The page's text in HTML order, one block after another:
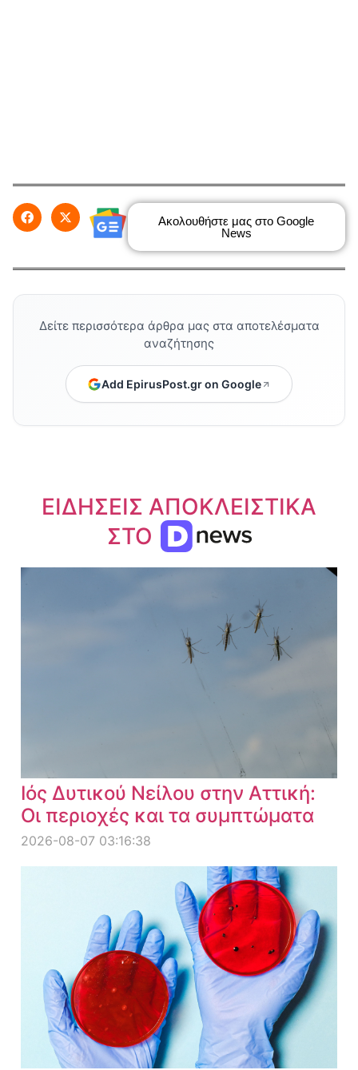
Ακολουθήστε μας στο Google
News
Δείτε περισσότερα άρθρα μας στα αποτελέσματα
αναζήτησης
Add EpirusPost.gr on Google
ΕΙΔΗΣΕΙΣ ΑΠΟΚΛΕΙΣΤΙΚΑ
ΣΤΟ
Ιός Δυτικού Νείλου στην Αττική:
Οι περιοχές και τα συμπτώματα
2026-08-07 03:16:38